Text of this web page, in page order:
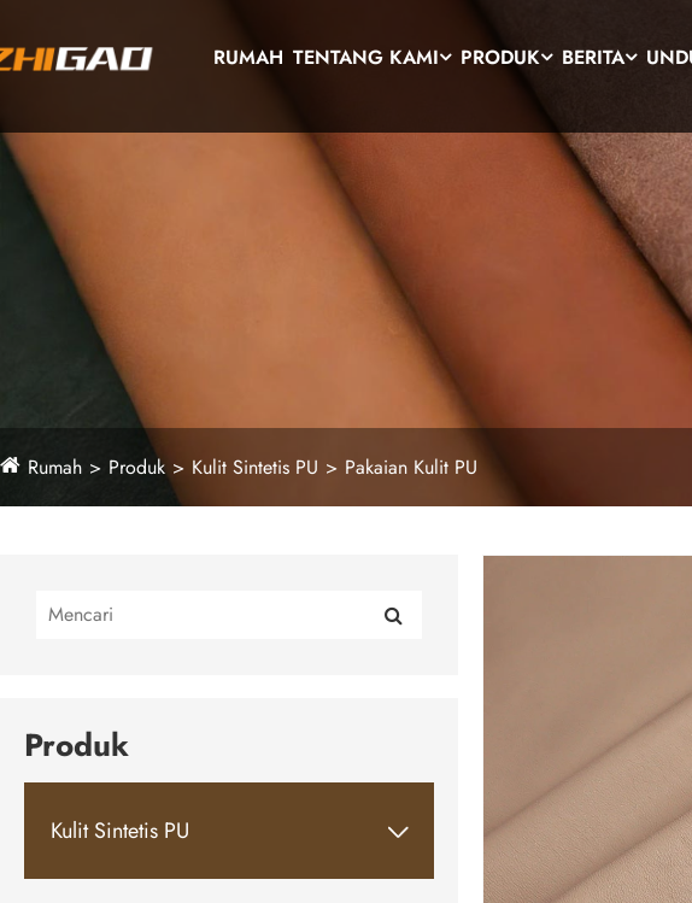
RUMAH TENTANG KAMI PRODUK BERITA
Rumah Produk Kulit Sintetis PU Pakaian Kulit PU
Produk
Kulit Sintetis PU 